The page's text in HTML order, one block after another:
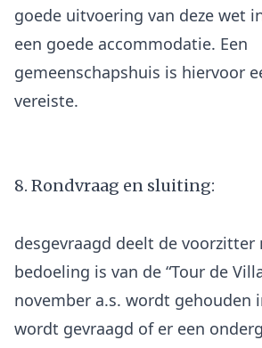
goede uitvoering van deze wet
een goede accommodatie. Een
gemeenschapshuis is hiervoor
vereiste.
8. Rondvraag en sluiting:
desgevraagd deelt de voorzitter
bedoeling is van de “Tour de
november a.s. wordt gehouden
wordt gevraagd of er een